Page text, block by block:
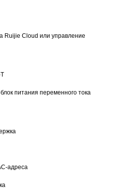
Ruijie Cloud или управление
питания переменного тока
адреса